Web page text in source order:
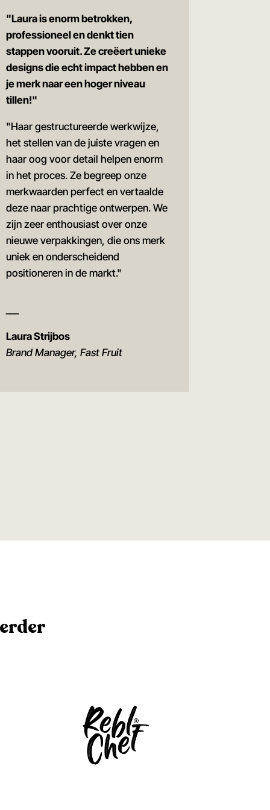
"Laura is enorm betrokken,
professioneel en denkt tien
stappen vooruit. Ze creëert unieke
designs die echt impact hebben en
je merk naar een hoger niveau
tillen!"
"Haar gestructureerde werkwijze,
het stellen van de juiste vragen en
haar oog voor detail helpen enorm
in het proces. Ze begreep onze
merkwaarden perfect en vertaalde
deze naar prachtige ontwerpen. We
zijn zeer enthousiast over onze
nieuwe verpakkingen, die ons merk
uniek en onderscheidend
positioneren in de markt."
Laura Strijbos
Brand Manager, Fast Fruit